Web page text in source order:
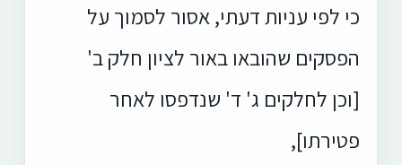
כי לפי עניות דעתי, אסור לסמוך על
הפסקים שהובאו באור לציון חלק ב'
[וכן לחלקים ג' ד' שנדפסו לאחר
פטירתו],